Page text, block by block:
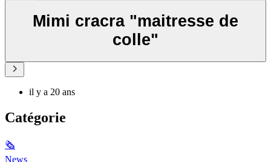
Mimi cracra "maitresse de
colle"
il y a 20 ans
Catégorie
🗞
News